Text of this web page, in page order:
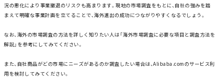
況の悪化により事業撤退のリスクも高まります。現地の市場調査をもとに、自社の強みを踏
まえて明確な事業計画を立てることで、海外進出の成功につながりやすくなるでしょう。
なお、海外の市場調査の方法を詳しく知りたい人は「海外市場調査に必要な項目と調査方法を
解説」を参考にしてみてください。
また、自社商品がどの市場にニーズがあるのか調査したい場合は、Alibaba.comのサービス利
用を検討してみてください。